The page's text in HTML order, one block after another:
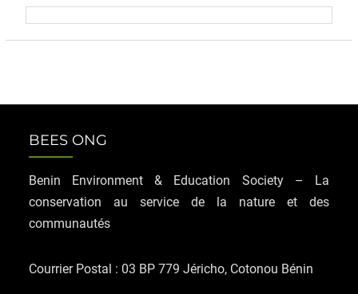
BEES ONG
Benin Environment & Education Society – La
conservation au service de la nature et des
communautés
Courrier Postal : 03 BP 779 Jéricho, Cotonou Bénin